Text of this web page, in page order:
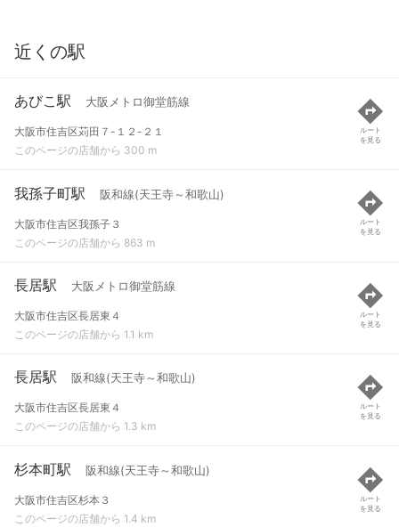
近くの駅
あびこ駅 大阪メトロ御堂筋線
大阪市住吉区苅田７-１２-２１
このページの店舗から 300 m
ルート
を見る
我孫子町駅 阪和線(天王寺～和歌山)
大阪市住吉区我孫子３
このページの店舗から 863 m
ルート
を見る
長居駅 大阪メトロ御堂筋線
大阪市住吉区長居東４
このページの店舗から 1.1 km
ルート
を見る
長居駅 阪和線(天王寺～和歌山)
大阪市住吉区長居東４
このページの店舗から 1.3 km
ルート
を見る
杉本町駅 阪和線(天王寺～和歌山)
大阪市住吉区杉本３
このページの店舗から 1.4 km
ルート
を見る